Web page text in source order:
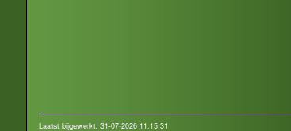
Laatst bijgewerkt: 31-07-2026 11:15:31